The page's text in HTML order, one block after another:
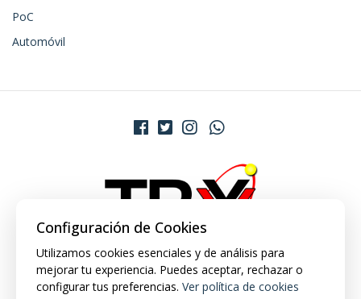
PoC
Automóvil
Configuración de Cookies
Utilizamos cookies esenciales y de análisis para
mejorar tu experiencia. Puedes aceptar, rechazar o
configurar tus preferencias. Ver política de cookies